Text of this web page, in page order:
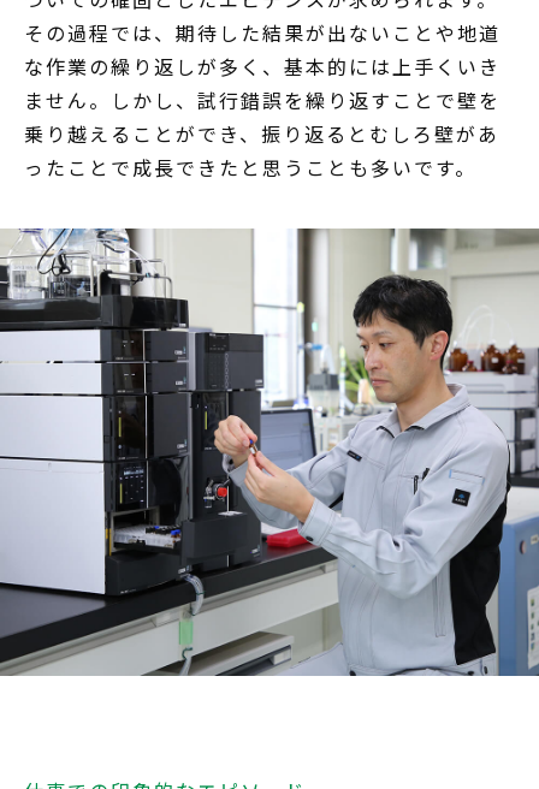
その過程では、期待した結果が出ないことや地道
な作業の繰り返しが多く、基本的には上手くいき
ません。しかし、試行錯誤を繰り返すことで壁を
乗り越えることができ、振り返るとむしろ壁があ
ったことで成長できたと思うことも多いです。